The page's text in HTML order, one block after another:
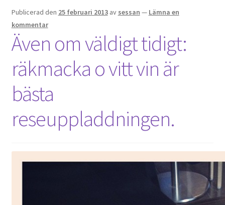
Publicerad den 25 februari 2013 av sessan — Lämna en
kommentar
Även om väldigt tidigt:
räkmacka o vitt vin är
bästa
reseuppladdningen.